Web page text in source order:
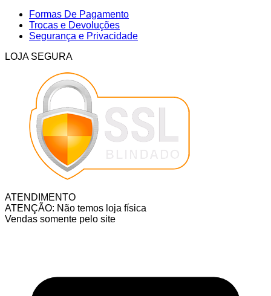
Formas De Pagamento
Trocas e Devoluções
Segurança e Privacidade
LOJA SEGURA
ATENDIMENTO
ATENÇÃO: Não temos loja física
Vendas somente pelo site